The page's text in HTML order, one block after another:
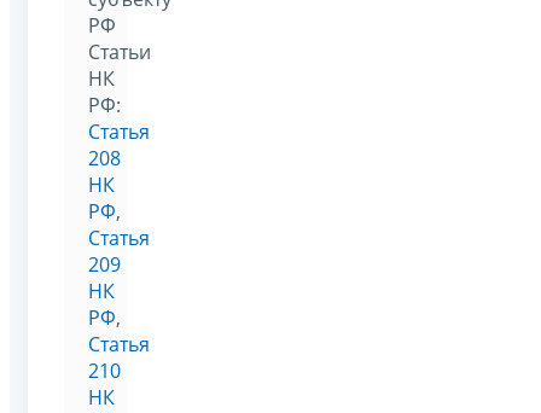
РФ
Статьи
НК
РФ:
Статья
208
НК
РФ,
Статья
209
НК
РФ,
Статья
210
НК